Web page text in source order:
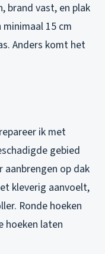
brand vast, en plak
15 cm
Anders komt het
ik met
gebied
aanbrengen op dak
kleverig aanvoelt,
Ronde hoeken
hoeken laten